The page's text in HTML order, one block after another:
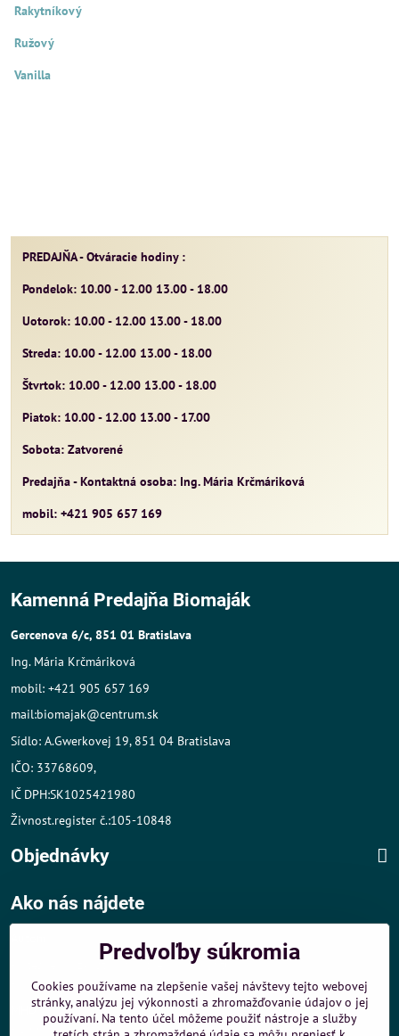
Rakytníkový
Ružový
Vanilla
PREDAJŇA - Otváracie hodiny :
Pondelok: 10.00 - 12.00 13.00 - 18.00
Uotorok: 10.00 - 12.00 13.00 - 18.00
Streda: 10.00 - 12.00 13.00 - 18.00
Štvrtok: 10.00 - 12.00 13.00 - 18.00
Piatok: 10.00 - 12.00 13.00 - 17.00
Sobota: Zatvorené
Predajňa - Kontaktná osoba: Ing. Mária Krčmáriková
mobil: +421 905 657 169
Kamenná Predajňa Biomaják
Gercenova 6/c, 851 01 Bratislava
Ing. Mária Krčmáriková
mobil: +421 905 657 169
mail:biomajak@centrum.sk
Sídlo: A.Gwerkovej 19, 851 04 Bratislava
IČO: 33768609,
IČ DPH:SK1025421980
Živnost.register č.:105-10848
Objednávky
Ako nás nájdete
- v tesnej blízkosti diaľničného obchvatu
- dobré parkovacie možnosti 40 m od predajne
MHD:
- 200 m od zastávky MHD Záporožská - autobusy č. 80 a 88
Predvoľby súkromia
Cookies používame na zlepšenie vašej návštevy tejto webovej
stránky, analýzu jej výkonnosti a zhromažďovanie údajov o jej
používaní. Na tento účel môžeme použiť nástroje a služby